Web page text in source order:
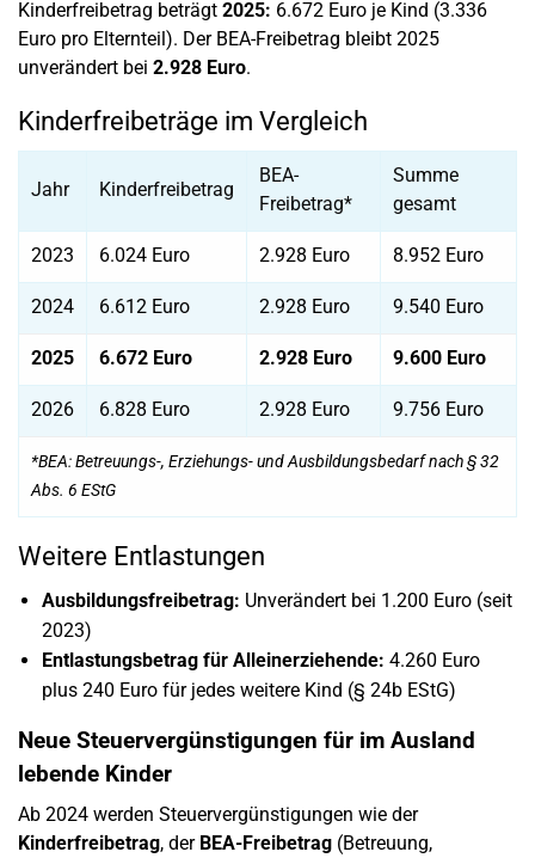
Kinderfreibetrag beträgt 2025: 6.672 Euro je Kind (3.336
Euro pro Elternteil). Der BEA-Freibetrag bleibt 2025
unverändert bei 2.928 Euro.
Kinderfreibeträge im Vergleich
Jahr Kinderfreibetrag
BEA-
Freibetrag*
Summe
gesamt
2023 6.024 Euro 2.928 Euro 8.952 Euro
2024 6.612 Euro 2.928 Euro 9.540 Euro
2025 6.672 Euro 2.928 Euro 9.600 Euro
2026 6.828 Euro 2.928 Euro 9.756 Euro
*BEA: Betreuungs-, Erziehungs- und Ausbildungsbedarf nach § 32
Abs. 6 EStG
Weitere Entlastungen
Ausbildungsfreibetrag: Unverändert bei 1.200 Euro (seit
2023)
Entlastungsbetrag für Alleinerziehende: 4.260 Euro
plus 240 Euro für jedes weitere Kind (§ 24b EStG)
Neue Steuervergünstigungen für im Ausland
lebende Kinder
Ab 2024 werden Steuervergünstigungen wie der
Kinderfreibetrag, der BEA-Freibetrag (Betreuung,